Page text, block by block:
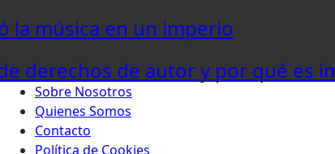
la música en un imperio
derechos de autor y por qué es
Sobre Nosotros
Quienes Somos
Contacto
Política de Cookies